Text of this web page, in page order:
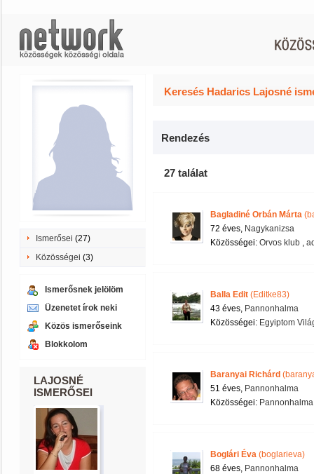
Ismerősei (27)
Közösségei (3)
Ismerősnek jelölöm
Üzenetet írok neki
Közös ismerőseink
Blokkolom
LAJOSNÉ
ISMERŐSEI
Keresés Hadarics Lajosné
Rendezés
27 találat
Bagladiné Orbán Márta
72 éves, Nagykanizsa
Közösségei: Orvos klub ,
Balla Edit (Editke83)
43 éves, Pannonhalma
Közösségei: Egyiptom
Baranyai Richárd
51 éves, Pannonhalma
Közösségei:
Boglári Éva (boglarieva)
68 éves, Pannonhalma